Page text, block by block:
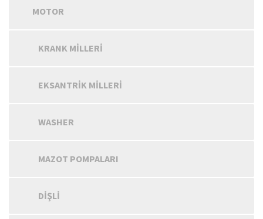
MOTOR
KRANK MILLERI
EKSANTRIK MILLERI
WASHER
MAZOT POMPALARI
DIŞLI